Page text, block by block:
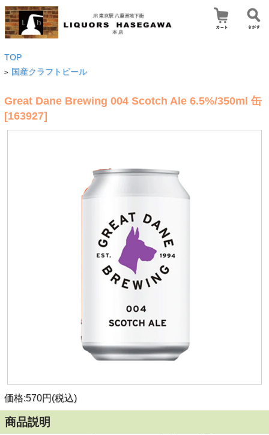
TOP
> 国産クラフトビール
Great Dane Brewing 004 Scotch Ale 6.5%/350ml 缶
[163927]
価格:570円(税込)
商品説明